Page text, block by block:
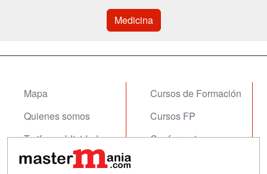
Medicina
Mapa
Quienes somos
Tarifas publicidad
Acceso Usuarios
Cursos de Formación
Cursos FP
Conferencias